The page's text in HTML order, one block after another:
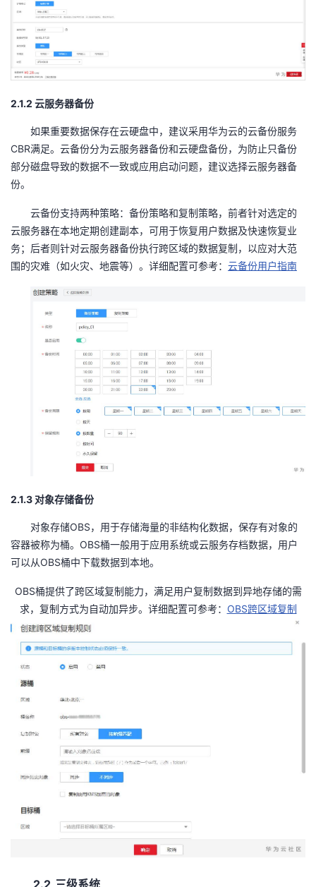
2.1.2 云服务器备份
如果重要数据保存在云硬盘中，建议采用华为云的云备份服务
CBR满足。云备份分为云服务器备份和云硬盘备份，为防止只备份
部分磁盘导致的数据不一致或应用启动问题，建议选择云服务器备
份。
云备份支持两种策略：备份策略和复制策略，前者针对选定的
云服务器在本地定期创建副本，可用于恢复用户数据及快速恢复业
务；后者则针对云服务器备份执行跨区域的数据复制，以应对大范
围的灾难（如火灾、地震等）。详细配置可参考： 云备份用户指南
2.1.3 对象存储备份
对象存储OBS ，用于存储海量的非结构化数据，保存有对象的
容器被称为桶。 OBS桶一般用于应用系统或云服务存档数据，用户
可以从 OBS桶中下载数据到本地。
OBS桶提供了跨区域复制能力，满足用户复制数据到异地存储的需
求，复制方式为自动加异步。详细配置可参考： OBS跨区域复制
2.2 三级系统